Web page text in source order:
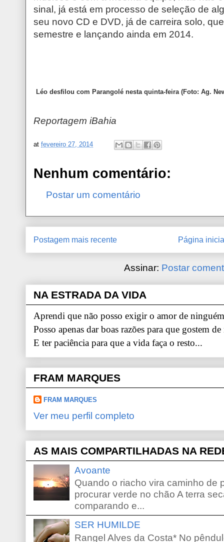
sinal, já está em processo de seleção de
seu novo CD e DVD, já de carreira solo,
semestre e lançando ainda em 2014.
Léo desfilou com Parangolé nesta quinta-feira (Foto: Ag.
Reportagem iBahia
at fevereiro 27, 2014
Nenhum comentário:
Postar um comentário
Postagem mais recente Página
Assinar: Postar
NA ESTRADA DA VIDA
Aprendi que não posso exigir o amor de
Posso apenas dar boas razões para que gostem
E ter paciência para que a vida faça o resto...
FRAM MARQUES
FRAM MARQUES
Ver meu perfil completo
AS MAIS COMPARTILHADAS NA
Avoante
Quando o riacho vira caminho de
procurar verde no chão A terra
comparando e...
SER HUMILDE
Rangel Alves da Costa* No